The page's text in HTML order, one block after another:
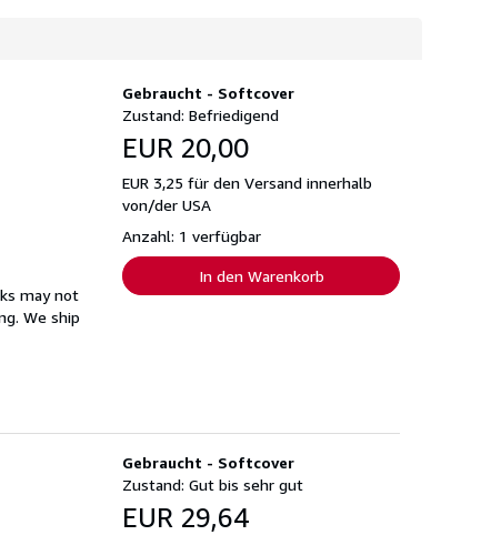
Gebraucht - Softcover
Zustand: Befriedigend
EUR 20,00
EUR 3,25 für den Versand innerhalb
von/der USA
Anzahl: 1 verfügbar
In den Warenkorb
may not
We ship
Gebraucht - Softcover
Zustand: Gut bis sehr gut
EUR 29,64